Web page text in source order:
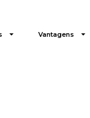
Vantagens